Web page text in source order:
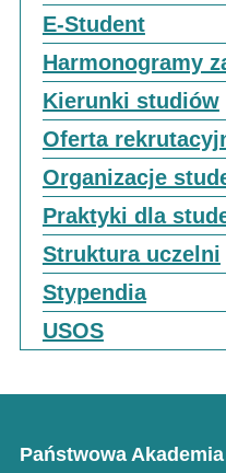
E-Student
Harmonogramy
Kierunki studiów
Oferta
Organizacje
Praktyki dla
Struktura uczelni
Stypendia
USOS
Państwowa